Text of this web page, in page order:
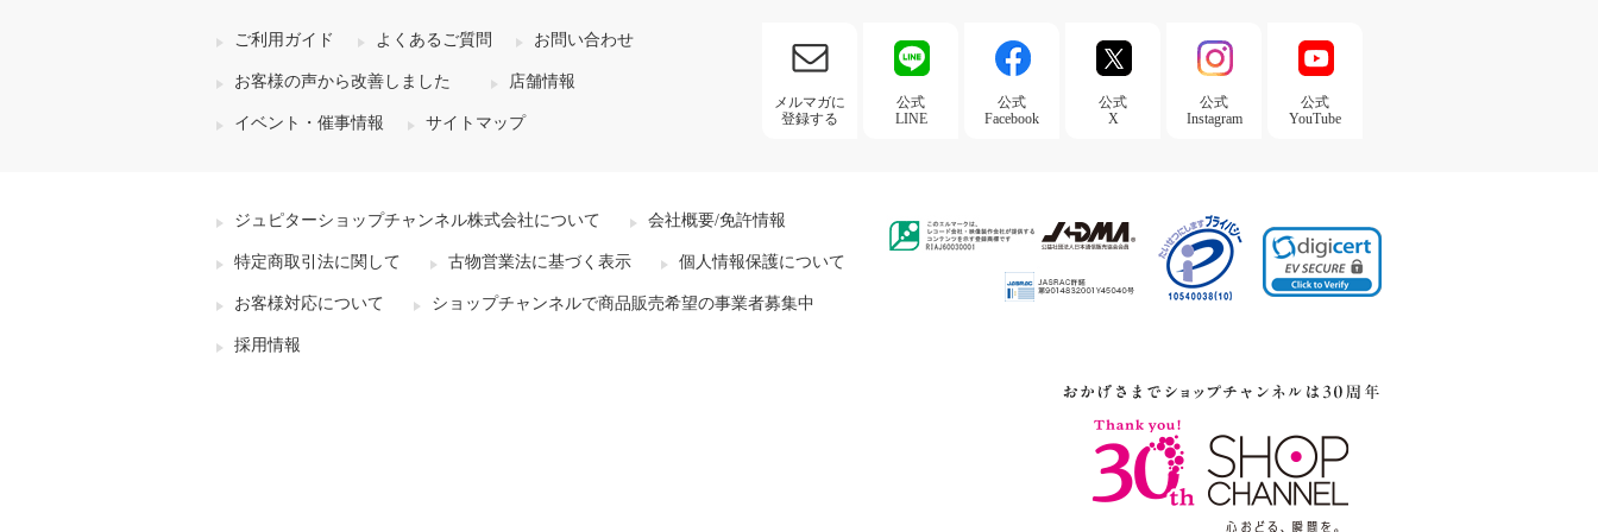
ご利用ガイド よくあるご質問 お問い合わせ
お客様の声から改善しました 店舗情報
イベント・催事情報 サイトマップ
メルマガに
登録する
公式
LINE
公式
Facebook
公式
X
公式
Instagram
公式
YouTube
ジュピターショップチャンネル株式会社について 会社概要/免許情報
特定商取引法に関して 古物営業法に基づく表示 個人情報保護について
お客様対応について ショップチャンネルで商品販売希望の事業者募集中
採用情報